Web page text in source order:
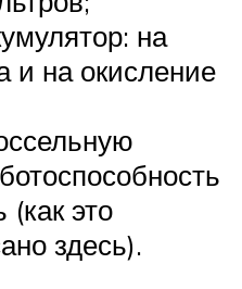
на
и на окисление
(как это
здесь).